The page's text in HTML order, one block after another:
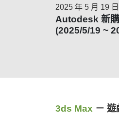
2025 年 5 月 19 日
Autodesk 新
(2025/5/19 ~
3ds Max － 遊